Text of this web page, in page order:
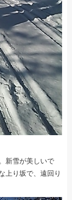
新雪が美しいで
上り坂で、遠回り